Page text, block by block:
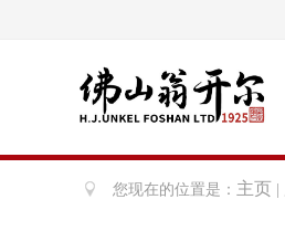
您现在的位置是： 主页